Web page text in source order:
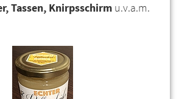
Tassen, Knirpsschirm u.v.a.m.